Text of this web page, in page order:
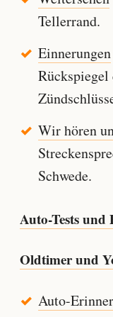
Tellerrand.
Einnerungen
Wir hören
Schwede.
Auto-Tests und
Oldtimer und
Auto-